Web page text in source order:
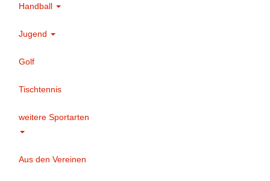
Handball
Jugend
Golf
Tischtennis
weitere Sportarten
Aus den Vereinen